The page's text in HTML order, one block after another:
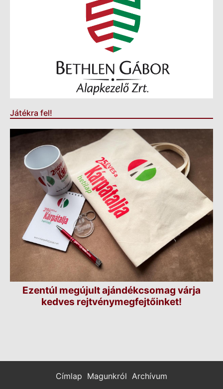
Játékra fel!
Ezentúl megújult ajándékcsomag várja
kedves rejtvénymegfejtőinket!
Címlap Magunkról Archívum